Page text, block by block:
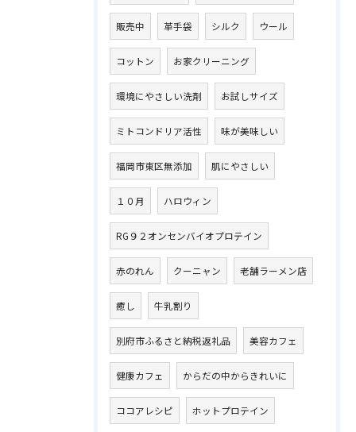
販売中 革手袋 シルク ウール
コットン お家クリーニング
環境にやさしい洗剤 お試しサイズ
ミトコンドリア活性 味が美味しい
福岡市東区無添加 肌にやさしい
１０月 ハロウィン
RG９２オンセンバイオプロテイン
赤のれん クーニャン 老舗ラーメン店
癒し 牛乳割り
別府市ふるさと納税返礼品 美容カフェ
健康カフェ からだの中からきれいに
ココアレシピ ホットプロテイン